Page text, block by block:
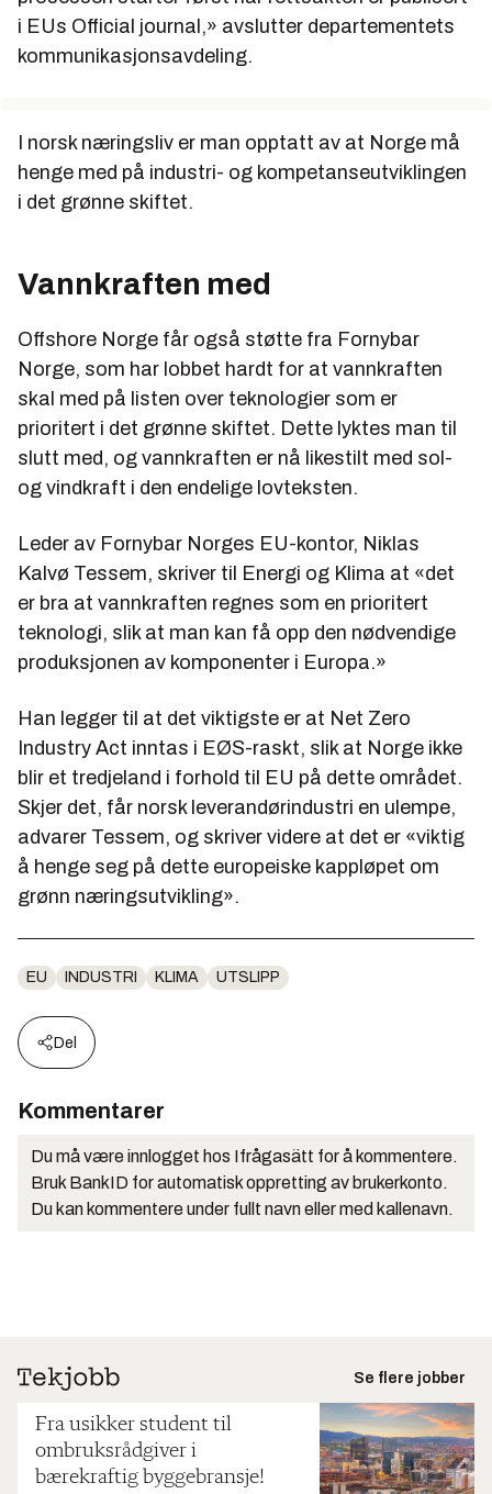
i EUs Official journal,» avslutter departementets
kommunikasjonsavdeling.
I norsk næringsliv er man opptatt av at Norge må
henge med på industri- og kompetanseutviklingen
i det grønne skiftet.
Vannkraften med
Offshore Norge får også støtte fra Fornybar
Norge, som har lobbet hardt for at vannkraften
skal med på listen over teknologier som er
prioritert i det grønne skiftet. Dette lyktes man til
slutt med, og vannkraften er nå likestilt med sol-
og vindkraft i den endelige lovteksten.
Leder av Fornybar Norges EU-kontor, Niklas
Kalvø Tessem, skriver til Energi og Klima at «det
er bra at vannkraften regnes som en prioritert
teknologi, slik at man kan få opp den nødvendige
produksjonen av komponenter i Europa.»
Han legger til at det viktigste er at Net Zero
Industry Act inntas i EØS-raskt, slik at Norge ikke
blir et tredjeland i forhold til EU på dette området.
Skjer det, får norsk leverandørindustri en ulempe,
advarer Tessem, og skriver videre at det er «viktig
å henge seg på dette europeiske kappløpet om
grønn næringsutvikling».
EU INDUSTRI KLIMA UTSLIPP
Del
Kommentarer
Du må være innlogget hos Ifrågasätt for å kommentere.
Bruk BankID for automatisk oppretting av brukerkonto.
Du kan kommentere under fullt navn eller med kallenavn.
Se flere jobber
Fra usikker student til
ombruksrådgiver i
bærekraftig byggebransje!